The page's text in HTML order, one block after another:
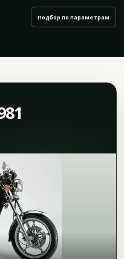
Подбор по параметрам